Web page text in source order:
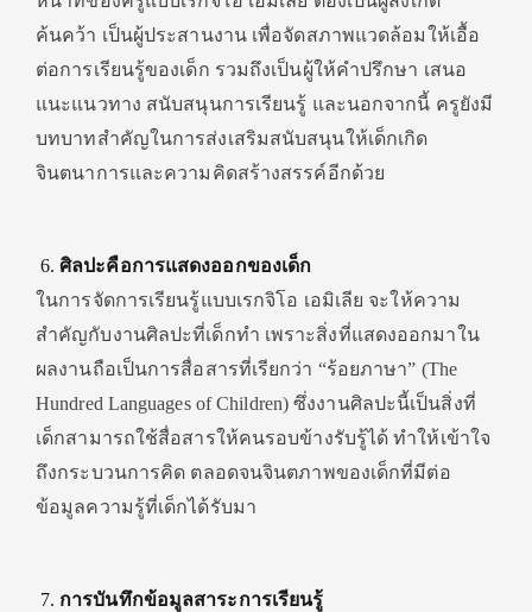
ค้นคว้า เป็นผู้ประสานงาน เพื่อจัดสภาพแวดล้อมให้เอื้อ
ต่อการเรียนรู้ของเด็ก รวมถึงเป็นผู้ให้คำปรึกษา เสนอ
แนะแนวทาง สนับสนุนการเรียนรู้ และนอกจากนี้ ครูยังมี
บทบาทสำคัญในการส่งเสริมสนับสนุนให้เด็กเกิด
จินตนาการและความคิดสร้างสรรค์อีกด้วย
ศิลปะคือการแสดงออกของเด็ก
ในการจัดการเรียนรู้แบบเรกจิโอ เอมิเลีย จะให้ความ
สำคัญกับงานศิลปะที่เด็กทำ เพราะสิ่งที่แสดงออกมาใน
ผลงานถือเป็นการสื่อสารที่เรียกว่า “ร้อยภาษา” (The
Hundred Languages of Children) ซึ่งงานศิลปะนี้เป็นสิ่งที่
เด็กสามารถใช้สื่อสารให้คนรอบข้างรับรู้ได้ ทำให้เข้าใจ
ถึงกระบวนการคิด ตลอดจนจินตภาพของเด็กที่มีต่อ
ข้อมูลความรู้ที่เด็กได้รับมา
การบันทึกข้อมูลสาระการเรียนรู้